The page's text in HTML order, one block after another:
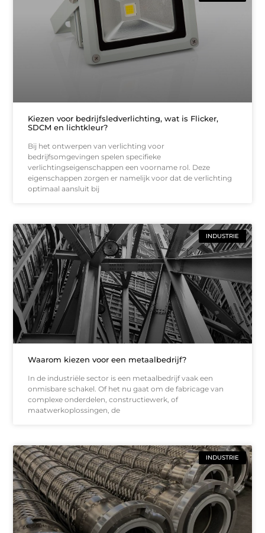
Kiezen voor bedrijfsledverlichting, wat is Flicker,
SDCM en lichtkleur?
Bij het ontwerpen van verlichting voor
bedrijfsomgevingen spelen specifieke
verlichtingseigenschappen een voorname rol. Deze
eigenschappen zorgen er namelijk voor dat de verlichting
optimaal aansluit bij
INDUSTRIE
Waarom kiezen voor een metaalbedrijf?
In de industriële sector is een metaalbedrijf vaak een
onmisbare schakel. Of het nu gaat om de fabricage van
complexe onderdelen, constructiewerk, of
maatwerkoplossingen, de
INDUSTRIE